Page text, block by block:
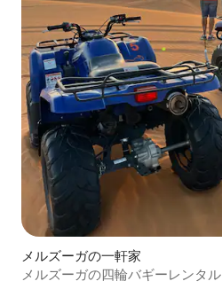
メルズーガの一軒家
メルズーガの四輪バギーレンタル